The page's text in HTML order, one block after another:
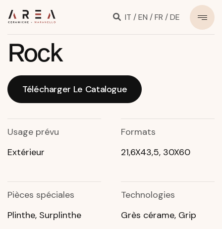
IT /EN /FR /DE
Rock
Télécharger Le Catalogue
Usage prévu
Extérieur
Formats
21,6X43,5, 30X60
Pièces spéciales
Plinthe, Surplinthe
Technologies
Grès cérame, Grip